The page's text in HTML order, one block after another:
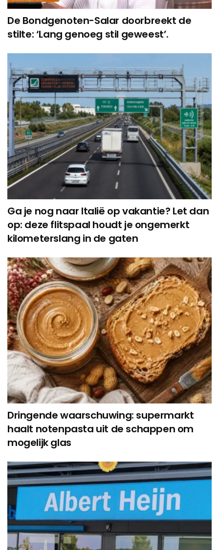
De Bondgenoten-Salar doorbreekt de
stilte: ‘Lang genoeg stil geweest’.
Ga je nog naar Italië op vakantie? Let dan
op: deze flitspaal houdt je ongemerkt
kilometerslang in de gaten
Dringende waarschuwing: supermarkt
haalt notenpasta uit de schappen om
mogelijk glas